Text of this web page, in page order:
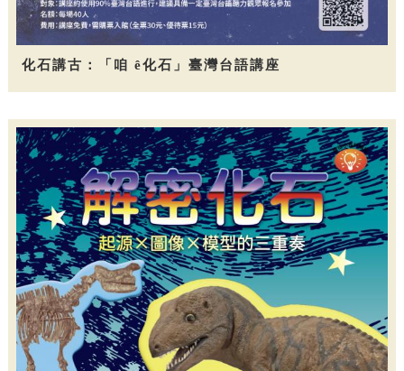
化石講古：「咱 ê化石」臺灣台語講座